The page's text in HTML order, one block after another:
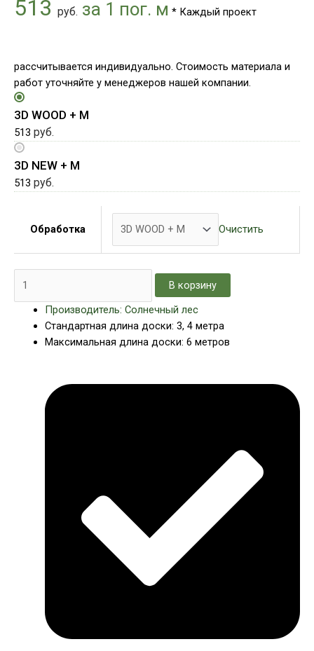
513 руб. за 1 пог. м * Каждый проект
рассчитывается индивидуально. Стоимость материала и
работ уточняйте у менеджеров нашей компании.
3D WOOD + М
513 руб.
3D NEW + М
513 руб.
Обработка Очистить
В корзину
Производитель: Солнечный лес
Стандартная длина доски: 3, 4 метра
Максимальная длина доски: 6 метров